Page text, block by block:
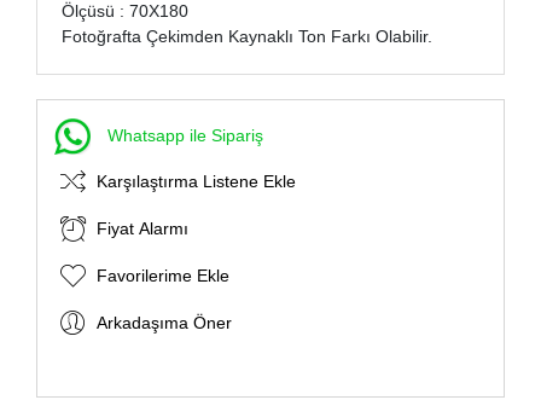
Ölçüsü : 70X180
Fotoğrafta Çekimden Kaynaklı Ton Farkı Olabilir.
Whatsapp ile Sipariş
Karşılaştırma Listene Ekle
Fiyat Alarmı
Favorilerime Ekle
Arkadaşıma Öner